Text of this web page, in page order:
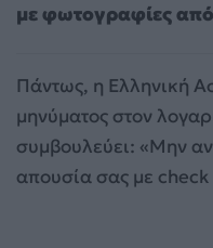
με φωτογραφίες
Πάντως, η Ελληνική
μηνύματος στον
συμβουλεύει: «Μην
απουσία σας με check